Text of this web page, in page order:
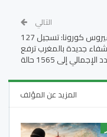
التالي
فيروس كورونا: تسجيل 127
جديدة بالمغرب ترفع
الإجمالي إلى 1565 حالة
المزيد عن المؤلف